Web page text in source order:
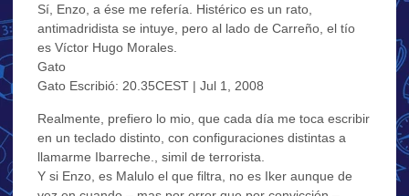
Sí, Enzo, a ése me refería. Histérico es un rato,
antimadridista se intuye, pero al lado de Carreño, el tío
es Víctor Hugo Morales.
Gato
Gato Escribió: 20.35CEST | Jul 1, 2008
Realmente, prefiero lo mio, que cada día me toca escribir
en un teclado distinto, con configuraciones distintas a
llamarme Ibarreche., simil de terrorista.
Y si Enzo, es Malulo el que filtra, no es Iker aunque de